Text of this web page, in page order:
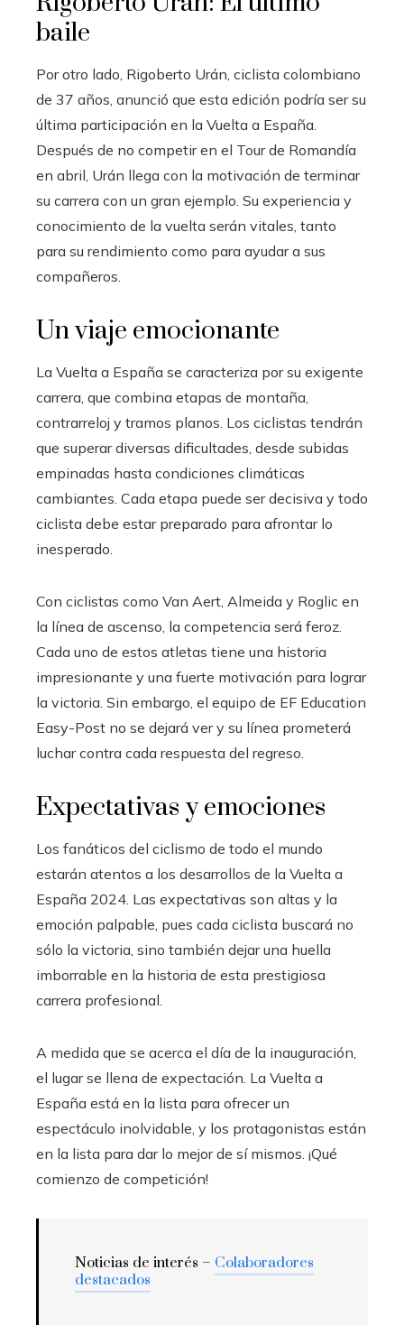
baile
Por otro lado, Rigoberto Urán, ciclista colombiano
de 37 años, anunció que esta edición podría ser su
última participación en la Vuelta a España.
Después de no competir en el Tour de Romandía
en abril, Urán llega con la motivación de terminar
su carrera con un gran ejemplo. Su experiencia y
conocimiento de la vuelta serán vitales, tanto
para su rendimiento como para ayudar a sus
compañeros.
Un viaje emocionante
La Vuelta a España se caracteriza por su exigente
carrera, que combina etapas de montaña,
contrarreloj y tramos planos. Los ciclistas tendrán
que superar diversas dificultades, desde subidas
empinadas hasta condiciones climáticas
cambiantes. Cada etapa puede ser decisiva y todo
ciclista debe estar preparado para afrontar lo
inesperado.
Con ciclistas como Van Aert, Almeida y Roglic en
la línea de ascenso, la competencia será feroz.
Cada uno de estos atletas tiene una historia
impresionante y una fuerte motivación para lograr
la victoria. Sin embargo, el equipo de EF Education
Easy-Post no se dejará ver y su línea prometerá
luchar contra cada respuesta del regreso.
Expectativas y emociones
Los fanáticos del ciclismo de todo el mundo
estarán atentos a los desarrollos de la Vuelta a
España 2024. Las expectativas son altas y la
emoción palpable, pues cada ciclista buscará no
sólo la victoria, sino también dejar una huella
imborrable en la historia de esta prestigiosa
carrera profesional.
A medida que se acerca el día de la inauguración,
el lugar se llena de expectación. La Vuelta a
España está en la lista para ofrecer un
espectáculo inolvidable, y los protagonistas están
en la lista para dar lo mejor de sí mismos. ¡Qué
comienzo de competición!
Noticias de interés – Colaboradores
destacados